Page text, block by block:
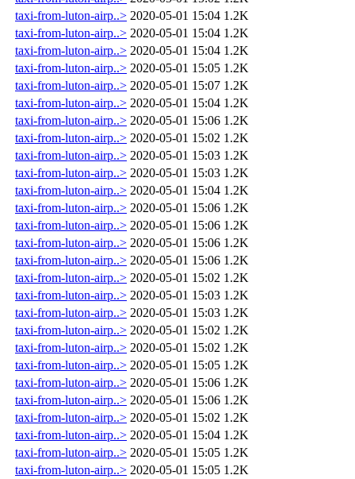
taxi-from-luton-airp..> 2020-05-01 15:04 1.2K
taxi-from-luton-airp..> 2020-05-01 15:04 1.2K
taxi-from-luton-airp..> 2020-05-01 15:04 1.2K
taxi-from-luton-airp..> 2020-05-01 15:05 1.2K
taxi-from-luton-airp..> 2020-05-01 15:07 1.2K
taxi-from-luton-airp..> 2020-05-01 15:04 1.2K
taxi-from-luton-airp..> 2020-05-01 15:06 1.2K
taxi-from-luton-airp..> 2020-05-01 15:02 1.2K
taxi-from-luton-airp..> 2020-05-01 15:03 1.2K
taxi-from-luton-airp..> 2020-05-01 15:03 1.2K
taxi-from-luton-airp..> 2020-05-01 15:04 1.2K
taxi-from-luton-airp..> 2020-05-01 15:06 1.2K
taxi-from-luton-airp..> 2020-05-01 15:06 1.2K
taxi-from-luton-airp..> 2020-05-01 15:06 1.2K
taxi-from-luton-airp..> 2020-05-01 15:06 1.2K
taxi-from-luton-airp..> 2020-05-01 15:02 1.2K
taxi-from-luton-airp..> 2020-05-01 15:03 1.2K
taxi-from-luton-airp..> 2020-05-01 15:03 1.2K
taxi-from-luton-airp..> 2020-05-01 15:02 1.2K
taxi-from-luton-airp..> 2020-05-01 15:02 1.2K
taxi-from-luton-airp..> 2020-05-01 15:05 1.2K
taxi-from-luton-airp..> 2020-05-01 15:06 1.2K
taxi-from-luton-airp..> 2020-05-01 15:06 1.2K
taxi-from-luton-airp..> 2020-05-01 15:02 1.2K
taxi-from-luton-airp..> 2020-05-01 15:04 1.2K
taxi-from-luton-airp..> 2020-05-01 15:05 1.2K
taxi-from-luton-airp..> 2020-05-01 15:05 1.2K